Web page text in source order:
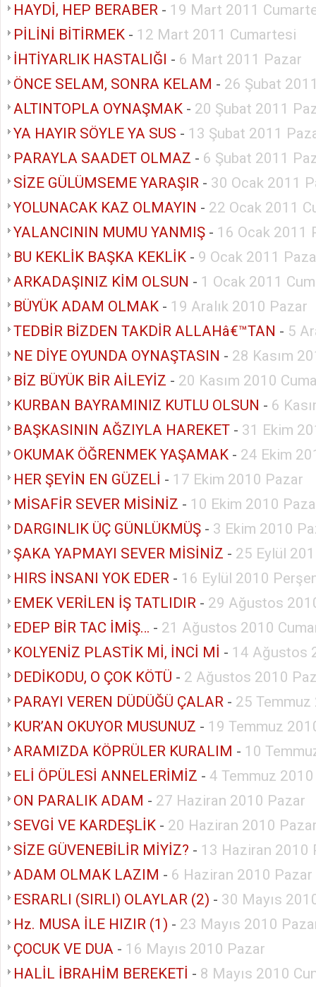
HAYDİ, HEP BERABER - 19 Mart 2011
PİLİNİ BİTİRMEK - 12 Mart 2011 Cumartesi
İHTİYARLIK HASTALIĞI - 6 Mart 2011 Pazar
ÖNCE SELAM, SONRA KELAM - 26 Şubat
ALTINTOPLA OYNAŞMAK - 20 Şubat 2011
YA HAYIR SÖYLE YA SUS - 13 Şubat 2011
PARAYLA SAADET OLMAZ - 6 Şubat 2011
SİZE GÜLÜMSEME YARAŞIR - 30 Ocak 2011
YOLUNACAK KAZ OLMAYIN - 22 Ocak 2011
YALANCININ MUMU YANMIŞ - 16 Ocak 2011
BU KEKLİK BAŞKA KEKLİK - 9 Ocak 2011
ARKADAŞINIZ KİM OLSUN - 1 Ocak 2011
BÜYÜK ADAM OLMAK - 19 Aralık 2010 Pazar
TEDBİR BİZDEN TAKDİR ALLAHâ€™TAN - 5
NE DİYE OYUNDA OYNAŞTASIN - 28 Kasım
BİZ BÜYÜK BİR AİLEYİZ - 20 Kasım 2010
KURBAN BAYRAMINIZ KUTLU OLSUN - 6
BAŞKASININ AĞZIYLA HAREKET - 31 Ekim
OKUMAK ÖĞRENMEK YAŞAMAK - 24 Ekim
HER ŞEYİN EN GÜZELİ - 17 Ekim 2010 Pazar
MİSAFİR SEVER MİSİNİZ - 10 Ekim 2010
DARGINLIK ÜÇ GÜNLÜKMÜŞ - 3 Ekim 2010
ŞAKA YAPMAYI SEVER MİSİNİZ - 25 Eylül
HIRS İNSANI YOK EDER - 16 Eylül 2010
EMEK VERİLEN İŞ TATLIDIR - 29 Ağustos
EDEP BİR TAC İMİŞ… - 21 Ağustos 2010
KOLYENİZ PLASTİK Mİ, İNCİ Mİ - 14 Ağustos
DEDİKODU, O ÇOK KÖTÜ - 2 Ağustos 2010
PARAYI VEREN DÜDÜĞÜ ÇALAR - 25
KUR’AN OKUYOR MUSUNUZ - 19 Temmuz
ARAMIZDA KÖPRÜLER KURALIM - 10
ELİ ÖPÜLESİ ANNELERİMİZ - 4 Temmuz
ON PARALIK ADAM - 27 Haziran 2010 Pazar
SEVGİ VE KARDEŞLİK - 20 Haziran 2010
SİZE GÜVENEBİLİR MİYİZ? - 13 Haziran 2010
ADAM OLMAK LAZIM - 6 Haziran 2010 Pazar
ESRARLI (SIRLI) OLAYLAR (2) - 30 Mayıs
Hz. MUSA İLE HIZIR (1) - 23 Mayıs 2010
ÇOCUK VE DUA - 16 Mayıs 2010 Pazar
HALİL İBRAHİM BEREKETİ - 8 Mayıs 2010